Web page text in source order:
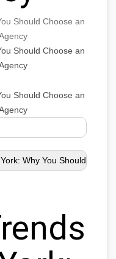
Should Choose an
Should Choose an
Should Choose an